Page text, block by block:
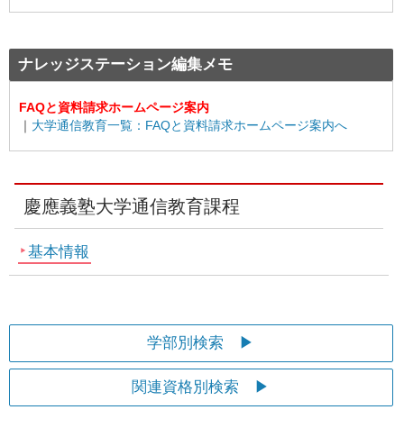
ナレッジステーション編集メモ
FAQと資料請求ホームページ案内
｜ 大学通信教育一覧：FAQと資料請求ホームページ案内へ
慶應義塾大学通信教育課程
基本情報
学部別検索
関連資格別検索